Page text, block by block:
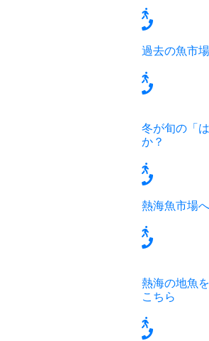
過去の魚市
冬が旬の「
か？
熱海魚市場
熱海の地魚
こちら